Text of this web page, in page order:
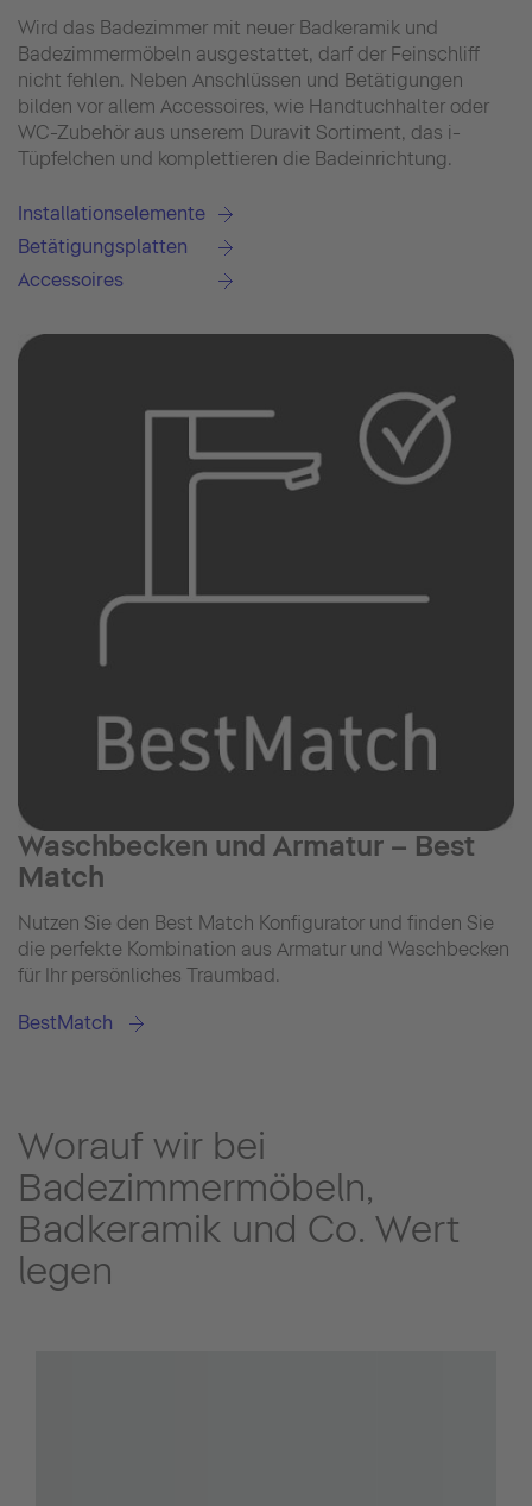
Wird das Badezimmer mit neuer Badkeramik und
Badezimmermöbeln ausgestattet, darf der Feinschliff
nicht fehlen. Neben Anschlüssen und Betätigungen
bilden vor allem Accessoires, wie Handtuchhalter oder
WC-Zubehör aus unserem Duravit Sortiment, das i-
Tüpfelchen und komplettieren die Badeinrichtung.
Installationselemente
Betätigungsplatten
Accessoires
Waschbecken und Armatur – Best
Match
Nutzen Sie den Best Match Konfigurator und finden Sie
die perfekte Kombination aus Armatur und Waschbecken
für Ihr persönliches Traumbad.
BestMatch
Worauf wir bei
Badezimmermöbeln,
Badkeramik und Co. Wert
legen